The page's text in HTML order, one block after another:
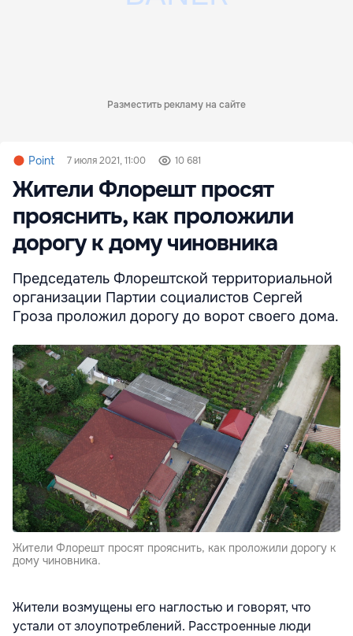
Разместить рекламу на сайте
Point 7 июля 2021, 11:00 10 681
Жители Флорешт просят
прояснить, как проложили
дорогу к дому чиновника
Председатель Флорештской территориальной
организации Партии социалистов Сергей
Гроза проложил дорогу до ворот своего дома.
Жители Флорешт просят прояснить, как проложили дорогу к
дому чиновника.
Жители возмущены его наглостью и говорят, что
устали от злоупотреблений. Расстроенные люди